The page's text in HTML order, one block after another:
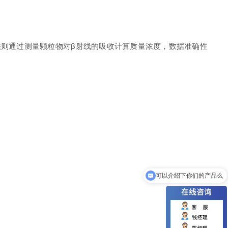
过测量颗粒物对β射线的吸收计算质量浓度，数据准确性
可以介绍下你们的产品么